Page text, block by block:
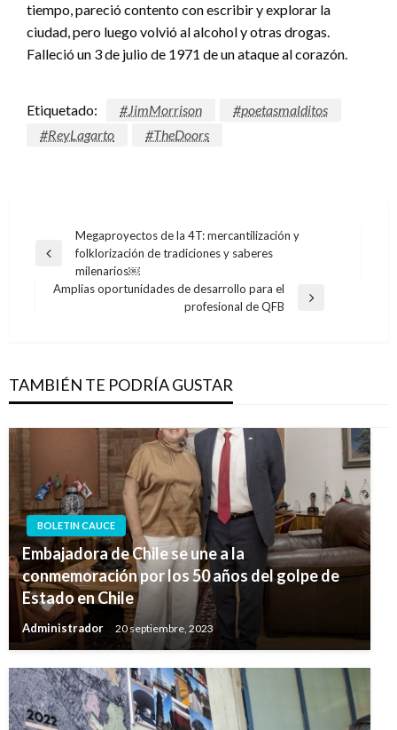
tiempo, pareció contento con escribir y explorar la
ciudad, pero luego volvió al alcohol y otras drogas.
Falleció un 3 de julio de 1971 de un ataque al corazón.
Etiquetado: #JimMorrison
#poetasmalditos
#ReyLagarto
#TheDoors
Navegación
de
entradas
Entrada
anterior
Megaproyectos de la 4T: mercantilización y
folklorización de tradiciones y saberes
milenarios￼
Amplias oportunidades de desarrollo para el
profesional de QFB
TAMBIÉN TE PODRÍA GUSTAR
BOLETIN CAUCE
Embajadora de Chile se une a la
conmemoración por los 50 años del golpe de
Estado en Chile
Administrador 20 septiembre, 2023